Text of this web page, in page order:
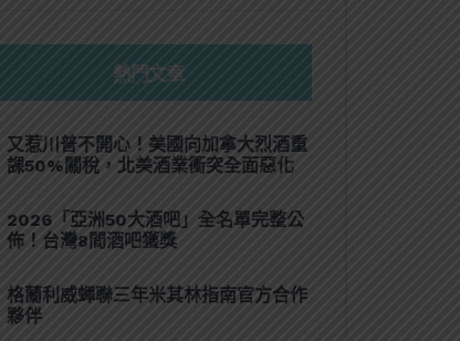
熱門文章
又惹川普不開心！美國向加拿大烈酒重
課50%關稅，北美酒業衝突全面惡化
2026「亞洲50大酒吧」全名單完整公
佈！台灣8間酒吧獲獎
格蘭利威蟬聯三年米其林指南官方合作
夥伴